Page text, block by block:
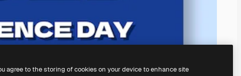
agree to the storing of cookies on your device to enhance site